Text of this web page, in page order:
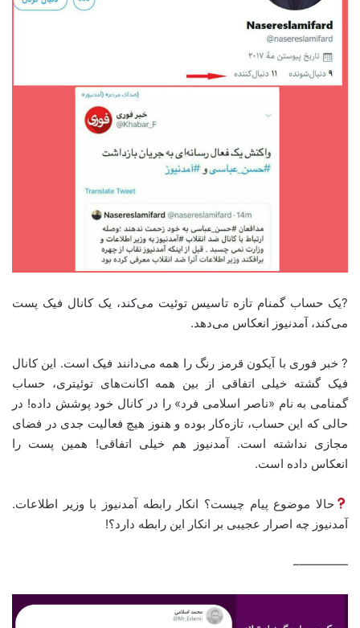
?یک حساب گمنام تازه تاسیس توئیت می‌کند، یک کانال فیک پست
می‌کند، آمدنیوز انعکاس می‌دهد.
? خبر فوری با آیکون قرمز رنگ را همه می‌دانند فیک است. این کانال
فیک گشته خیلی اتفاقی از بین همه اکانت‌های توئیتری، حساب
گمنامی به نام «ناصر اسلامی فرد» را در کانال خود پوشش داده! در
حالی که این حساب، تازه‌کار بوده و هنوز هیچ فعالیت جدی در فضای
مجازی نداشته است. آمدنیوز هم خیلی اتفاقی! همین پست را
انعکاس داده است.
حالا موضوع پیام چیست؟ انکار رابطه آمدنیوز با وزیر اطلاعات.
آمدنیوز چه اصرار عجیبی بر انکار این رابطه دارد؟!
————–